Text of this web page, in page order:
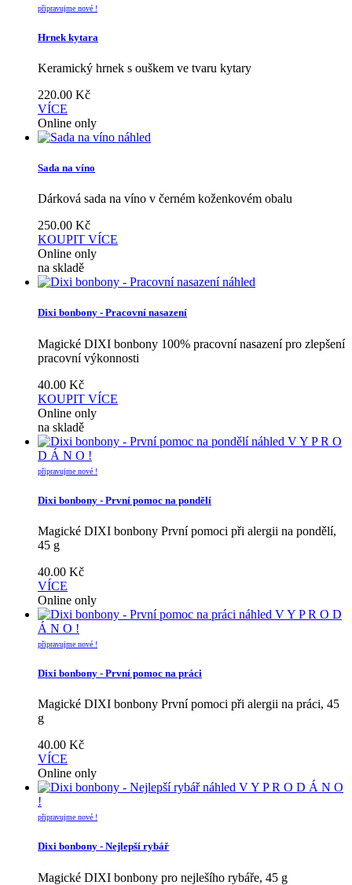
připravujme nové !
Hrnek kytara
Keramický hrnek s ouškem ve tvaru kytary
220.00 Kč
VÍCE
Online only
náhled
Sada na víno
Dárková sada na víno v černém koženkovém obalu
250.00 Kč
KOUPIT VÍCE
Online only
na skladě
náhled
Dixi bonbony - Pracovní nasazení
Magické DIXI bonbony 100% pracovní nasazení pro zlepšení
pracovní výkonnosti
40.00 Kč
KOUPIT VÍCE
Online only
na skladě
náhled V Y P R O
D Á N O !
připravujme nové !
Dixi bonbony - První pomoc na pondělí
Magické DIXI bonbony První pomoci při alergii na pondělí,
45 g
40.00 Kč
VÍCE
Online only
náhled V Y P R O D
Á N O !
připravujme nové !
Dixi bonbony - První pomoc na práci
Magické DIXI bonbony První pomoci při alergii na práci, 45
g
40.00 Kč
VÍCE
Online only
náhled V Y P R O D Á N O
!
připravujme nové !
Dixi bonbony - Nejlepší rybář
Magické DIXI bonbony pro nejlešího rybáře, 45 g